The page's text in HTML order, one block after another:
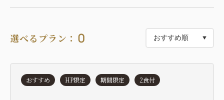
■階数：1・2階（メゾネットタイプ）
2階：ベッドルーム
選べるプラン： 0
おすすめ HP限定 期間限定 2食付